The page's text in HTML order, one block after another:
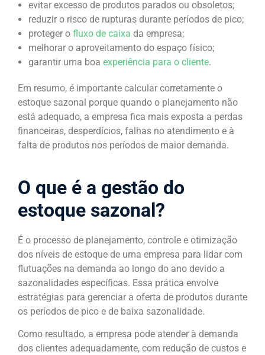
evitar excesso de produtos parados ou obsoletos;
reduzir o risco de rupturas durante períodos de pico;
proteger o fluxo de caixa da empresa;
melhorar o aproveitamento do espaço físico;
garantir uma boa experiência para o cliente.
Em resumo, é importante calcular corretamente o
estoque sazonal porque quando o planejamento não
está adequado, a empresa fica mais exposta a perdas
financeiras, desperdícios, falhas no atendimento e à
falta de produtos nos períodos de maior demanda.
O que é a gestão do
estoque sazonal?
É o processo de planejamento, controle e otimização
dos níveis de estoque de uma empresa para lidar com
flutuações na demanda ao longo do ano devido a
sazonalidades específicas. Essa prática envolve
estratégias para gerenciar a oferta de produtos durante
os períodos de pico e de baixa sazonalidade.
Como resultado, a empresa pode atender à demanda
dos clientes adequadamente, com redução de custos e